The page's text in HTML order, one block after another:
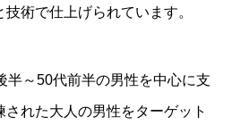
術で仕上げられています。
半～50代前半の男性を中心に支
れた大人の男性をターゲット